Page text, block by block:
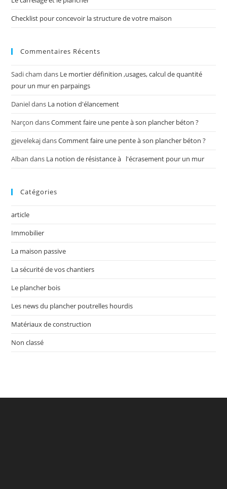
Checklist pour concevoir la structure de votre maison
Commentaires Récents
Sadi cham dans Le mortier définition ,usages, calcul de quantité
pour un mur en parpaings
Danieldans La notion d'élancement
Narçon dansComment faire une pente à son plancher béton ?
gjevelekajdansComment faire une pente à son plancher béton ?
Alban dans La notion de résistance à l'écrasement pour un mur
Catégories
article
Immobilier
La maison passive
La sécurité de vos chantiers
Le plancher bois
Les news du plancher poutrelles hourdis
Matériaux de construction
Non classé